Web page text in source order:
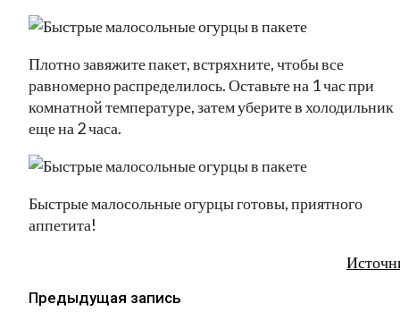
Плотно завяжите пакет, встряхните, чтобы все
равномерно распределилось. Оставьте на 1 час при
комнатной температуре, затем уберите в холодильник
еще на 2 часа.
Быстрые малосольные огурцы готовы, приятного
аппетита!
Предыдущая запись